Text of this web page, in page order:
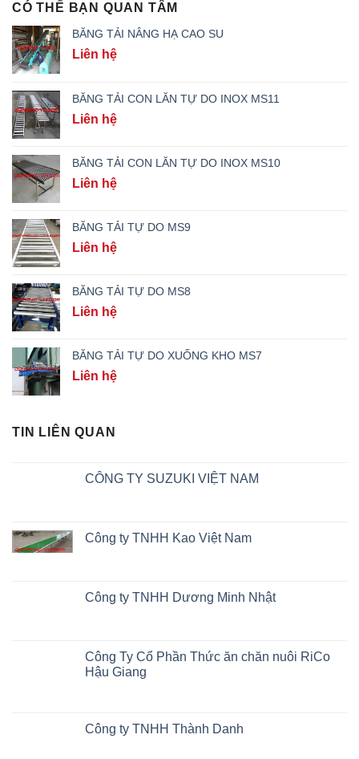
CÓ THỂ BẠN QUAN TÂM
BĂNG TẢI NÂNG HẠ CAO SU
Liên hệ
BĂNG TẢI CON LĂN TỰ DO INOX MS11
Liên hệ
BĂNG TẢI CON LĂN TỰ DO INOX MS10
Liên hệ
BĂNG TẢI TỰ DO MS9
Liên hệ
BĂNG TẢI TỰ DO MS8
Liên hệ
BĂNG TẢI TỰ DO XUỐNG KHO MS7
Liên hệ
TIN LIÊN QUAN
CÔNG TY SUZUKI VIỆT NAM
Công ty TNHH Kao Việt Nam
Công ty TNHH Dương Minh Nhật
Công Ty Cổ Phần Thức ăn chăn nuôi RiCo
Hậu Giang
Công ty TNHH Thành Danh